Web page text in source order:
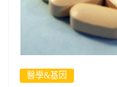
醫學&基因